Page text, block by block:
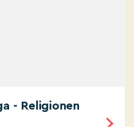
- Religionen